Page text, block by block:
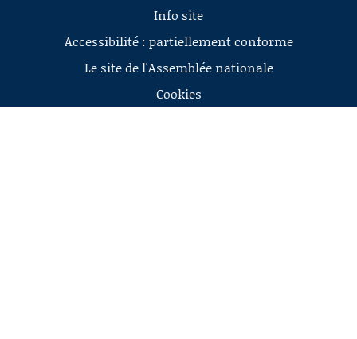
Info site
Accessibilité : partiellement conforme
Le site de l'Assemblée nationale
Cookies